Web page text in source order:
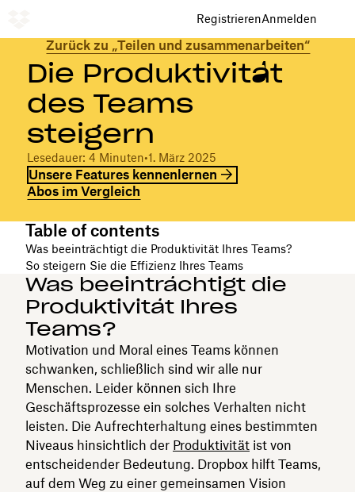
RegistrierenAnmelden
Zurück zu „Teilen und zusammenarbeiten“
Die Produktivität
des Teams
steigern
Lesedauer: 4 Minuten•1. März 2025
Unsere Features kennenlernen
Abos im Vergleich
Table of contents
Was beeinträchtigt die Produktivität Ihres Teams?
So steigern Sie die Effizienz Ihres Teams
Was beeinträchtigt die
Produktivität Ihres
Teams?
Motivation und Moral eines Teams können
schwanken, schließlich sind wir alle nur
Menschen. Leider können sich Ihre
Geschäftsprozesse ein solches Verhalten nicht
leisten. Die Aufrechterhaltung eines bestimmten
Niveaus hinsichtlich der Produktivität ist von
entscheidender Bedeutung. Dropbox hilft Teams,
auf dem Weg zu einer gemeinsamen Vision